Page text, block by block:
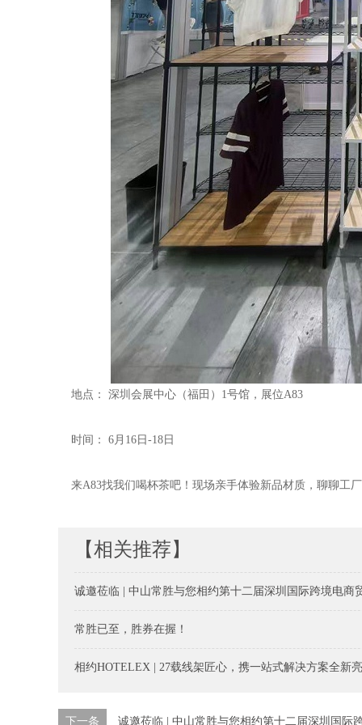
地点： 深圳会展中心（福田）1号馆，展位A83
时间： 6月16日-18日
来A83找我们喝杯茶吧！现场亲手体验新品材质，聊聊工
【相关推荐】
诚邀莅临 | 中山常胜与您相约第十二届深圳国际跨境电商
常胜已至，胜券在握！
相约HOTELEX | 27载线架匠心，携一站式解决方案全新
下一条 诚邀莅临 | 中山常胜与您相约第十二届深圳国际